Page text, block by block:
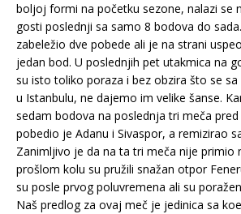
boljoj formi na početku sezone, nalazi se
gosti poslednji sa samo 8 bodova do
zabeležio dve pobede ali je na strani
jedan bod. U poslednjih pet utakmica na
su isto toliko poraza i bez obzira što se
u Istanbulu, ne dajemo im velike šanse.
sedam bodova na poslednja tri meča
pobedio je Adanu i Sivaspor, a remizirao
Zanimljivo je da na ta tri meča nije primio
prošlom kolu su pružili snažan otpor
su posle prvog poluvremena ali su
Naš predlog za ovaj meč je jedinica sa